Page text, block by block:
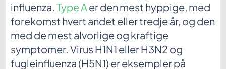
influenza. Type Aer den mest hyppige, med
forekomst hvert andet eller tredje år, og den
med de mest alvorlige og kraftige
symptomer. Virus H1N1 eller H3N2 og
fugleinfluenza (H5N1) er eksempler på